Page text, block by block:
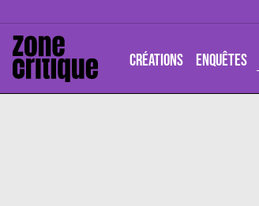
CRÉATIONS ENQUÊTES